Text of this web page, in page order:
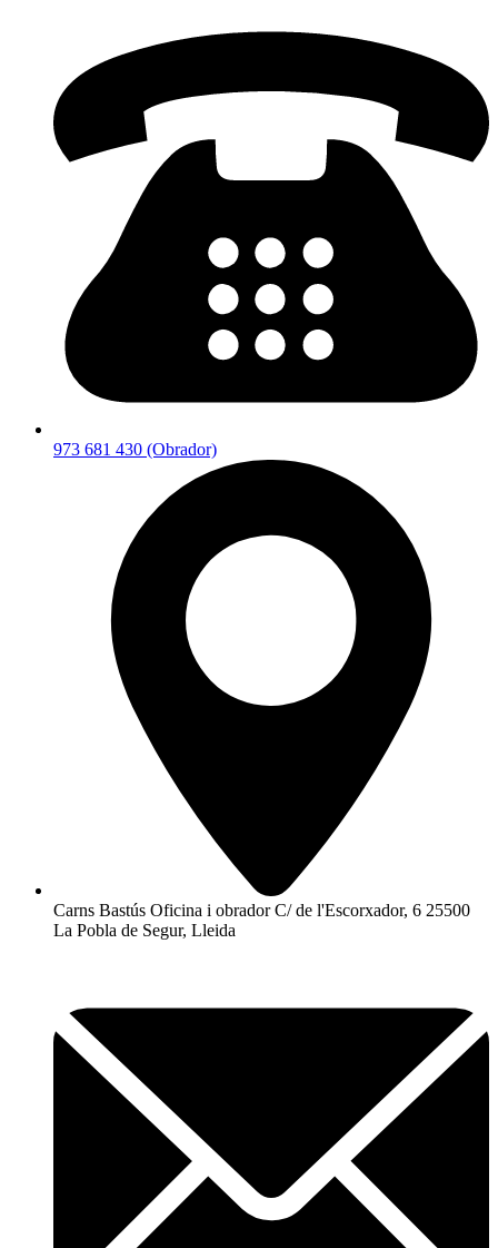
973 681 430 (Obrador)
Carns Bastús Oficina i obrador C/ de l'Escorxador, 6 25500
La Pobla de Segur, Lleida